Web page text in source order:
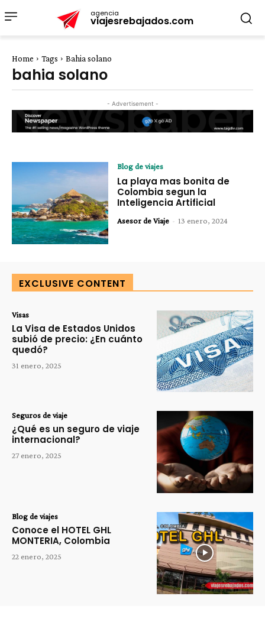
agencia
viajesrebajados.com
Home Tags Bahia solano
bahia solano
- Advertisement -
Blog de viajes
La playa mas bonita de
Colombia segun la
Inteligencia Artificial
Asesor de Viaje - 13 enero, 2024
EXCLUSIVE CONTENT
Visas
La Visa de Estados Unidos
subió de precio: ¿En cuánto
quedó?
31 enero, 2025
Seguros de viaje
¿Qué es un seguro de viaje
internacional?
27 enero, 2025
Blog de viajes
Conoce el HOTEL GHL
MONTERIA, Colombia
22 enero, 2025